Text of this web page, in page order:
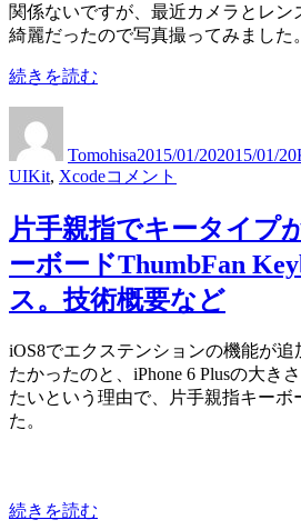
関係ないですが、最近カメラとレ
綺麗だったので写真撮ってみました。
“ThumbFan
リ
リ
ー
キ
ボ
ー
エ
ク
ス
テ
ン
続きを読む
者
Tomohisa日:
2015/01/202015/01/20
UIKit, XcodeThumbFan
1.0.1
リ
リ
ー
ス。
ー
ボ
ー
コメント
片手親指でキータイプ
ーボードThumbFan
ス。技術概要など
iOS8でエクステンションの機能が
たかったのと、iPhone 6 Plusの大き
たいという理由で、片手親指キーボ
た。
“片
続きを読む